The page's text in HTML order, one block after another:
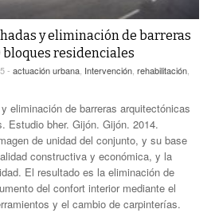
y eliminación de barreras
residenciales
- actuación urbana Intervención rehabilitación
eliminación de barreras arquitectónicas
Estudio bher. Gijón. Gijón. 2014.
de unidad del conjunto, y su base
constructiva y económica, y la
El resultado es la eliminación de
del confort interior mediante el
y el cambio de carpinterías.